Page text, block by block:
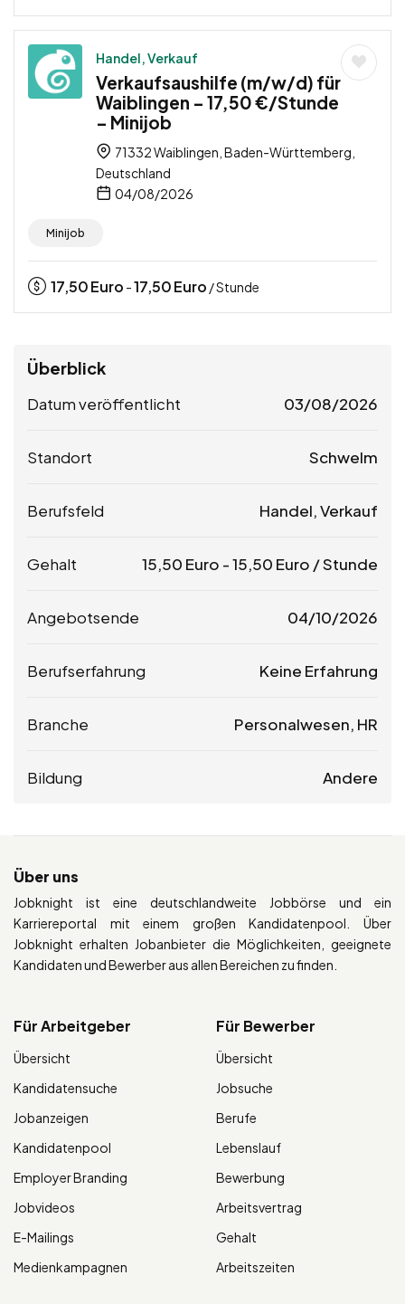
Handel, Verkauf
Verkaufsaushilfe (m/w/d) für
Waiblingen – 17,50 €/Stunde
– Minijob
71332 Waiblingen, Baden-Württemberg,
Deutschland
04/08/2026
Minijob
17,50Euro -17,50Euro / Stunde
Überblick
Datum veröffentlicht 03/08/2026
Standort Schwelm
Berufsfeld Handel, Verkauf
Gehalt 15,50 Euro -15,50 Euro / Stunde
Angebotsende 04/10/2026
Berufserfahrung Keine Erfahrung
Branche Personalwesen, HR
Bildung Andere
Über uns
Jobknight ist eine deutschlandweite Jobbörse und ein
Karriereportal mit einem großen Kandidatenpool. Über
Jobknight erhalten Jobanbieter die Möglichkeiten, geeignete
Kandidaten und Bewerber aus allen Bereichen zu finden.
Für Arbeitgeber
Übersicht
Kandidatensuche
Jobanzeigen
Kandidatenpool
Employer Branding
Jobvideos
E-Mailings
Medienkampagnen
Für Bewerber
Übersicht
Jobsuche
Berufe
Lebenslauf
Bewerbung
Arbeitsvertrag
Gehalt
Arbeitszeiten